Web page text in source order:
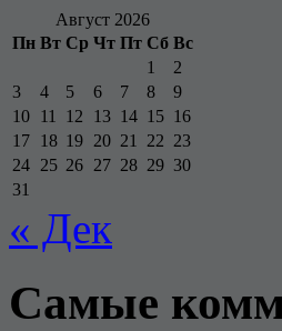
Август 2026
Пн Вт Ср Чт Пт Сб Вс
1
2
3
4 5 6 7 8
9
10 11 12 13 14 15 16
17 18 19 20 21 22 23
24 25 26 27 28 29 30
31
« Дек
Самые